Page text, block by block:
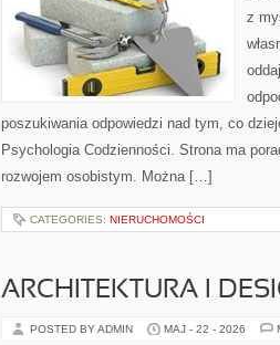
z
poszukiwania odpowiedzi nad tym, co
Psychologia Codzienności. Strona ma
rozwojem osobistym. Można […]
CATEGORIES: NIERUCHOMOŚCI
ARCHITEKTURA I
POSTED BY ADMIN MAJ - 22 - 2026